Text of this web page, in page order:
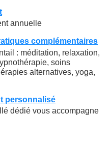
annuelle
complémentaires
: méditation, relaxation,
soins
alternatives, yoga,
personnalisé
dédié vous accompagne